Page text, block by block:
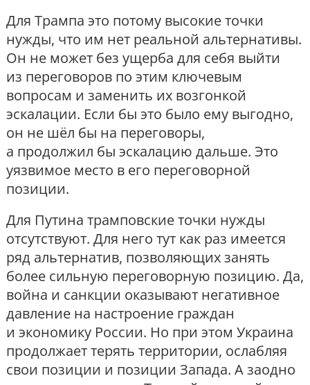
Для Трампа это потому высокие точки
нужды, что им нет реальной альтернативы.
Он не может без ущерба для себя выйти
из переговоров по этим ключевым
вопросам и заменить их возгонкой
эскалации. Если бы это было ему выгодно,
он не шёл бы на переговоры,
а продолжил бы эскалацию дальше. Это
уязвимое место в его переговорной
позиции.
Для Путина трамповские точки нужды
отсутствуют. Для него тут как раз имеется
ряд альтернатив, позволяющих занять
более сильную переговорную позицию. Да,
война и санкции оказывают негативное
давление на настроение граждан
и экономику России. Но при этом Украина
продолжает терять территории, ослабляя
свои позиции и позиции Запада. А заодно